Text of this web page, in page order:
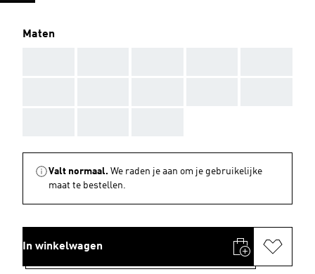
Maten
Valt normaal. We raden je aan om je gebruikelijke
maat te bestellen.
In winkelwagen